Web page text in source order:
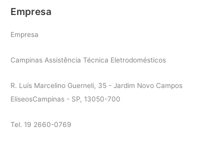
Empresa
Empresa
Campinas Assistência Técnica Eletrodomésticos
R. Luís Marcelino Guerneli, 35 - Jardim Novo Campos
EliseosCampinas - SP, 13050-700
Tel. 19 2660-0769